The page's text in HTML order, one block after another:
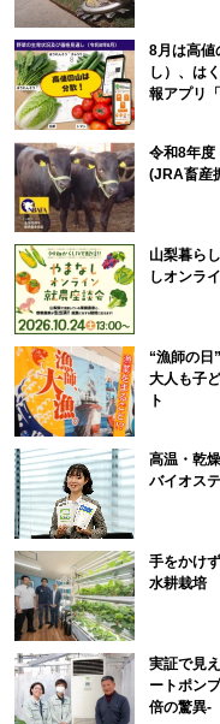
8月は高値
し）、は
報アプリ
令和8年
(JRA畜産
山梨暮ら
しオンラ
“漁師の日
大人も子
ト
高温・乾
バイオス
手をかけ
水耕栽培
実証で見
ートポン
倍の驚異-